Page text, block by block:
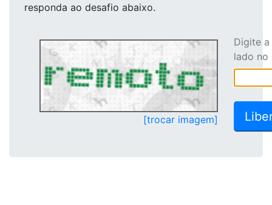
responda ao desafio abaixo.
[trocar imagem]
Digite
lado no